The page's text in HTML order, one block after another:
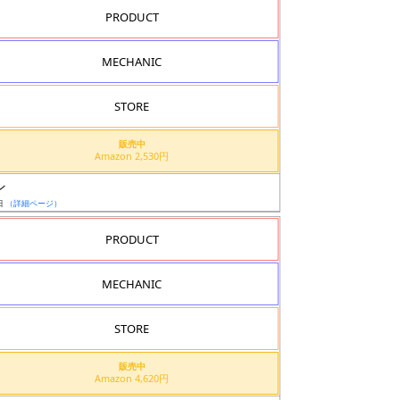
PRODUCT
MECHANIC
STORE
販売中
Amazon 2,530円
（詳細ページ）
PRODUCT
MECHANIC
STORE
販売中
Amazon 4,620円